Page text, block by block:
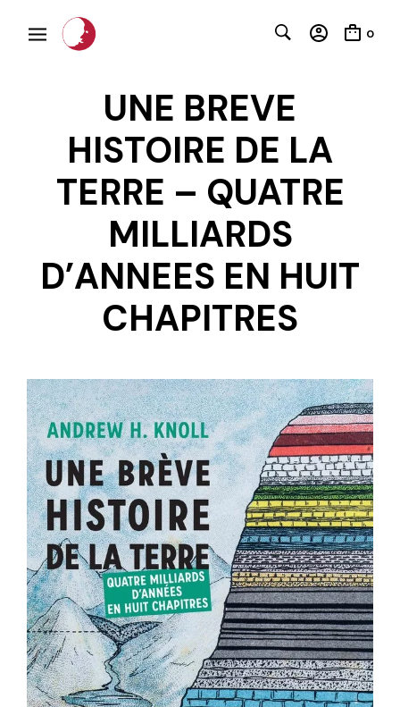
0
UNE BREVE
HISTOIRE DE LA
TERRE – QUATRE
MILLIARDS
D’ANNEES EN HUIT
CHAPITRES